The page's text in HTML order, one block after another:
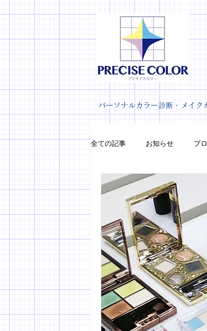
パーソナルカラー診断・メイク
全ての記事 お知らせ ブ
メイク